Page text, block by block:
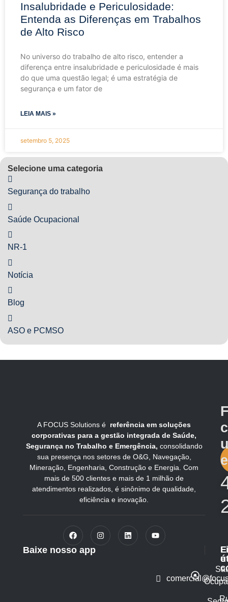
Insalubridade e Periculosidade:
Entenda as Diferenças em Trabalhos
de Alto Risco
No universo do trabalho de alto risco, entender a
diferença entre insalubridade e periculosidade é mais
do que uma questão legal; é uma estratégia de
segurança e um fator de
LEIA MAIS »
setembro 5, 2025
Selecione uma categoria
Segurança do trabalho
Saúde Ocupacional
NR-1
Notícia
Blog
ASO e PCMSO
A FOCUS Solutions é referência em soluções
corporativas para a gestão integrada de Saúde,
Segurança no Trabalho e Emergência, consolidando
sua presença nos setores de O&G, Navegação,
Mineração, Engenharia, Construção e Energia. Com
mais de 500 clientes e mais de 1 milhão de
atendimentos realizados, é sinônimo de qualidade,
eficiência e inovação.
Baixe nosso app
e